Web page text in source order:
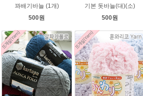
꽈배기바늘 (1개)
500원
기본 돗바늘(대)(소)
500원